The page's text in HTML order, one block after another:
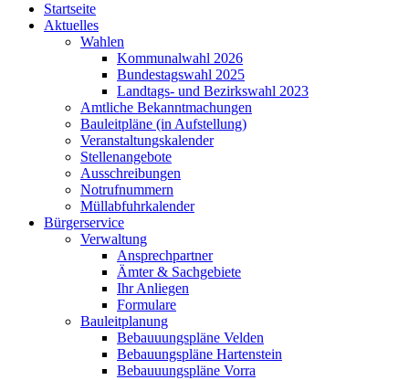
Startseite
Aktuelles
Wahlen
Kommunalwahl 2026
Bundestagswahl 2025
Landtags- und Bezirkswahl 2023
Amtliche Bekanntmachungen
Bauleitpläne (in Aufstellung)
Veranstaltungskalender
Stellenangebote
Ausschreibungen
Notrufnummern
Müllabfuhrkalender
Bürgerservice
Verwaltung
Ansprechpartner
Ämter & Sachgebiete
Ihr Anliegen
Formulare
Bauleitplanung
Bebauuungspläne Velden
Bebauungspläne Hartenstein
Bebauuungspläne Vorra